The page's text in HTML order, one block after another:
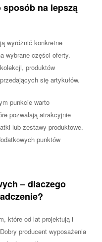
na lepszą
wyróżnić konkretne
wybrane części oferty.
produktów
się artykułów.
punkcie warto
pozwalają atrakcyjnie
lub zestawy produktowe.
punktów
– dlaczego
które od lat projektują i
producent wyposażenia